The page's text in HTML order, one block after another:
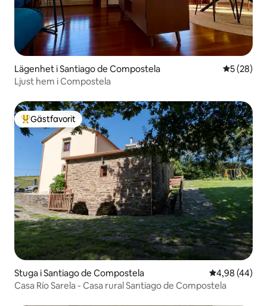
Lägenhet i Santiago de Compostela 5 av 5 i
5 (28)
Ljust hem i Compostela
Populär gästfavorit
Gästfavorit
Stuga i Santiago de Compostela 4,98 av 5 i
4,98 (44)
Casa Río Sarela - Casa rural Santiago de Compostela